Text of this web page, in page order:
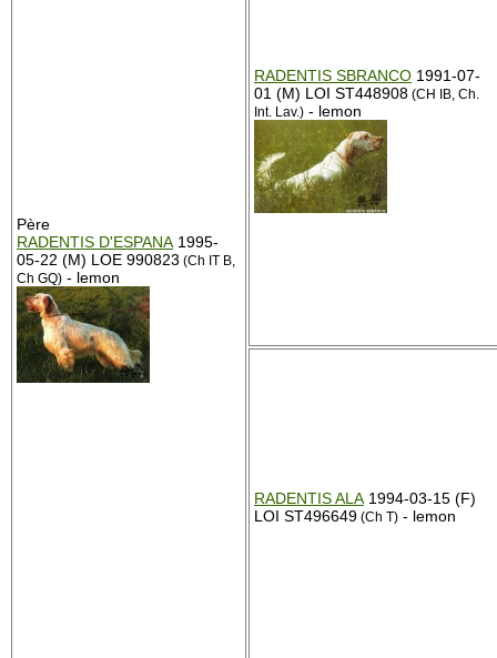
Père
RADENTIS D'ESPANA 1995-
05-22 (M) LOE 990823 (Ch IT B,
Ch GQ) - lemon
RADENTIS SBRANCO 1991-07-
01 (M) LOI ST448908 (CH IB, Ch.
Int. Lav.) - lemon
RADENTIS ALA 1994-03-15 (F)
LOI ST496649 (Ch T) - lemon